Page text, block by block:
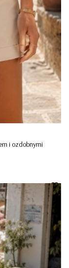
i ozdobnymi